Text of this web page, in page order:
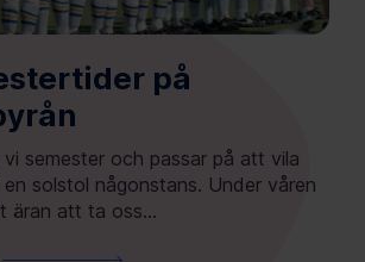
på
semester och passar på att vila
en solstol någonstans. Under våren
äran att ta oss...